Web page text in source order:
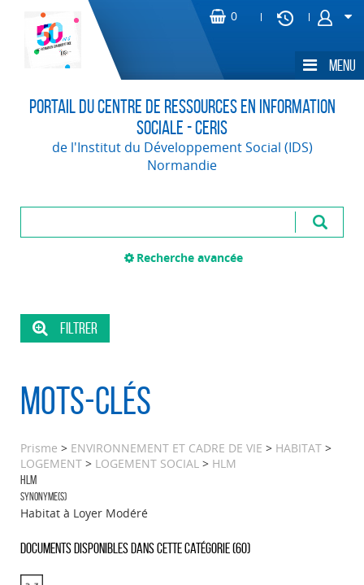
Portail du Centre de Ressources en Information
Sociale - CERIS
de l'Institut du Développement Social (IDS)
Normandie
Recherche avancée
Mots-clés
Prisme > ENVIRONNEMENT ET CADRE DE VIE > HABITAT >
LOGEMENT > LOGEMENT SOCIAL > HLM
HLM
Synonyme(s)
Habitat à Loyer Modéré
Documents disponibles dans cette catégorie (60)